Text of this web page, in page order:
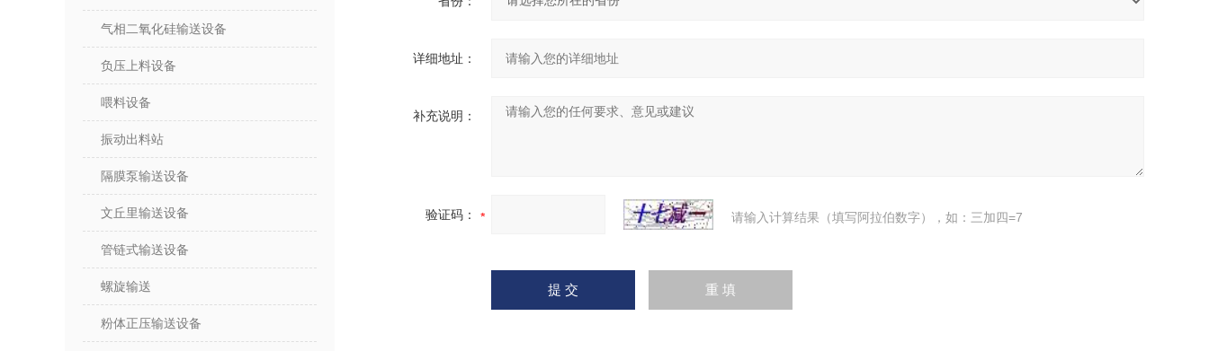
详细地址：
补充说明：
验证码： 请输入计算结果（填写阿拉伯数字），如：三加四=7
气相二氧化硅输送设备
负压上料设备
喂料设备
振动出料站
隔膜泵输送设备
文丘里输送设备
管链式输送设备
螺旋输送
粉体正压输送设备